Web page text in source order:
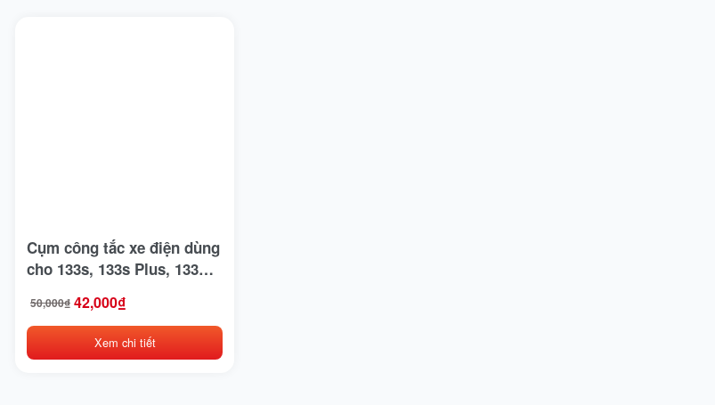
BYD
Casumina
CATL
Club Car
Cụm công tắc xe điện dùng
cho 133s, 133s Plus, 133m
50,000₫
Giá
là:
42,000₫
Giá
tại
42,000₫.
Xem chi tiết